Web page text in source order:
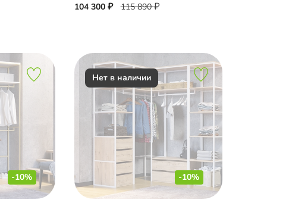
104 300 115 890
-10% -10%